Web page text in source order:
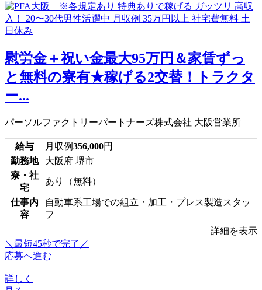
慰労金＋祝い金最大95万円＆家賃ずっ
と無料の寮有★稼げる2交替！トラクタ
ー...
パーソルファクトリーパートナーズ株式会社 大阪営業所
給与 月収例356,000円
勤務地
大阪府 堺市
寮・社
宅
あり（無料）
仕事内
容
自動車系工場での組立・加工・プレス製造スタッ
フ
詳細を表示
＼最短45秒で完了／
応募へ進む
詳しく